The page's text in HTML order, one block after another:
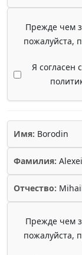
Прежде чем
пожалуйста,
Я согласен
Имя: Borodin
Фамилия: Alexei
Отчество:
Прежде чем
пожалуйста,